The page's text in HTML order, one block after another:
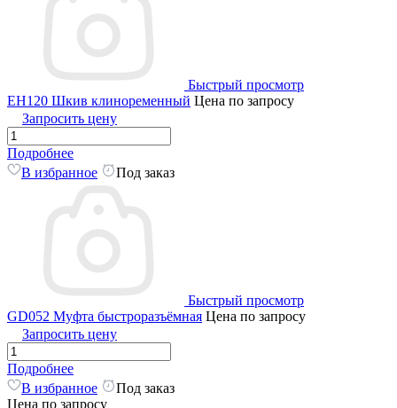
Быстрый просмотр
EH120 Шкив клиноременный Цена по запросу
Запросить цену
Подробнее
В избранное
Под заказ
Быстрый просмотр
GD052 Муфта быстроразъёмная Цена по запросу
Запросить цену
Подробнее
В избранное
Под заказ
Цена по запросу